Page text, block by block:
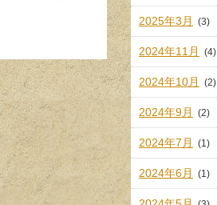
2025年3月 (3)
2024年11月 (4)
2024年10月 (2)
2024年9月 (2)
2024年7月 (1)
2024年6月 (1)